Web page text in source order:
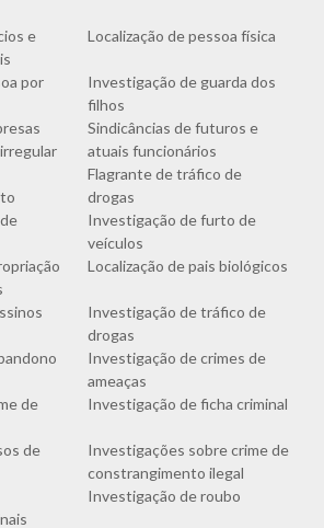
e
Localização de pessoa física
por
Investigação de guarda dos
filhos
Sindicâncias de futuros e
atuais funcionários
Flagrante de tráfico de
drogas
Investigação de furto de
veículos
Localização de pais biológicos
Investigação de tráfico de
drogas
Investigação de crimes de
ameaças
de
Investigação de ficha criminal
de
Investigações sobre crime de
constrangimento ilegal
Investigação de roubo